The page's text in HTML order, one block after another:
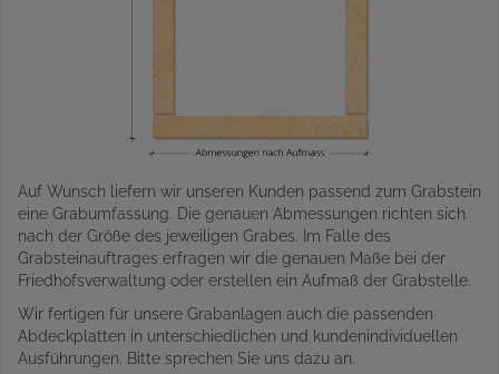
Auf Wunsch liefern wir unseren Kunden passend zum Grabstein
eine Grabumfassung. Die genauen Abmessungen richten sich
nach der Größe des jeweiligen Grabes. Im Falle des
Grabsteinauftrages erfragen wir die genauen Maße bei der
Friedhofsverwaltung oder erstellen ein Aufmaß der Grabstelle.
Wir fertigen für unsere Grabanlagen auch die passenden
Abdeckplatten in unterschiedlichen und kundenindividuellen
Ausführungen. Bitte sprechen Sie uns dazu an.